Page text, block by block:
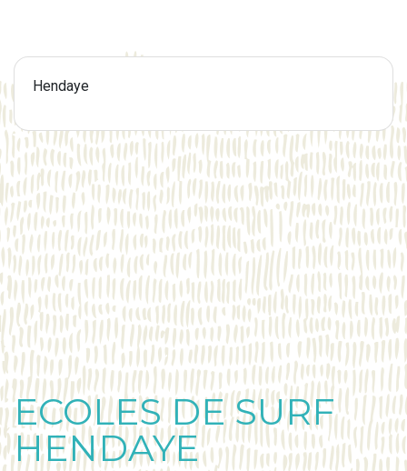
Hendaye
ECOLES DE SURF
HENDAYE